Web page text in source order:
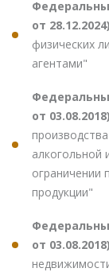
от 28.12.2024)
физических
агентами"
от 03.08.2018)
алкогольной
ограничении
продукции"
от 03.08.2018)